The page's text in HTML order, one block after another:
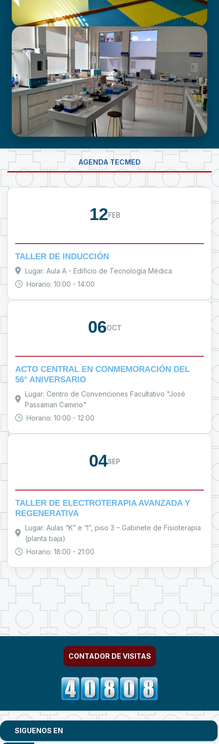
CENTRO DE ATENCIÓN EN
NEURODESARROLLO INFANTIL
LABORATORIO DE INVESTIGACIÓN -
PROUMSA
AGENDA TECMED
12FEB
TALLER DE INDUCCIÓN
Lugar: Aula A - Edificio de Tecnología Médica
Horario: 10:00 - 14:00
06OCT
ACTO CENTRAL EN CONMEMORACIÓN DEL
56° ANIVERSARIO
Lugar: Centro de Convenciones Facultativo "José
Passaman Camino"
Horario: 10:00 - 12:00
04SEP
TALLER DE ELECTROTERAPIA AVANZADA Y
REGENERATIVA
Lugar: Aulas “K” e “I”, piso 3 – Gabinete de Fisioterapia
(planta baja)
Horario: 18:00 - 21:00
CONTADOR DE VISITAS
SIGUENOS EN